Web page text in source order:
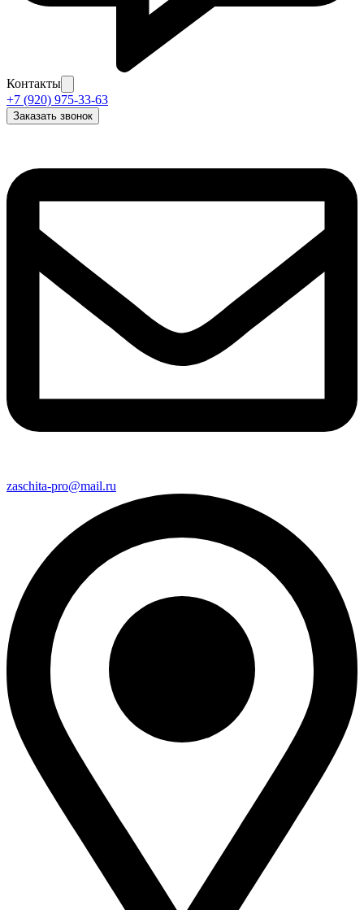
Контакты
+7 (920) 975-33-63
Заказать звонок
zaschita-pro@mail.ru